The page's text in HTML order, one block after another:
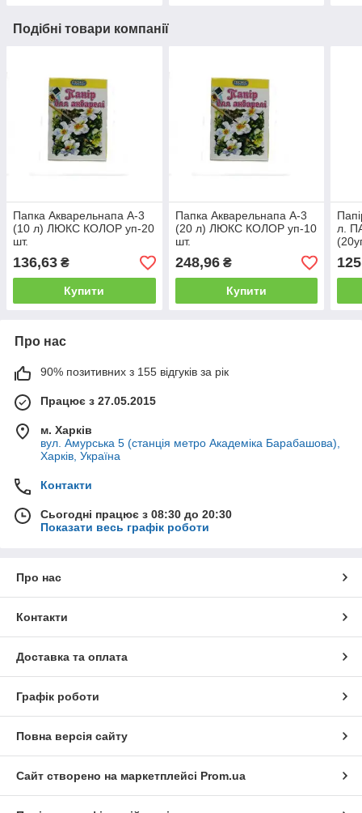
Подібні товари компанії
Папка Акварельнапа А-3
(10 л) ЛЮКС КОЛОР уп-20
шт.
136,63 ₴
Купити
Папка Акварельнапа А-3
(20 л) ЛЮКС КОЛОР уп-10
шт.
248,96₴
Купити
л.
Про нас
90% позитивних з 155 відгуків за рік
Працює з 27.05.2015
м. Харків
вул. Амурська 5 (станція метро Академіка Барабашова),
Харків, Україна
Контакти
Сьогодні працює з 08:30 до 20:30
Показати весь графік роботи
Про нас
Контакти
Доставка та оплата
Графік роботи
Повна версія сайту
Сайт створено на маркетплейсі Prom.ua